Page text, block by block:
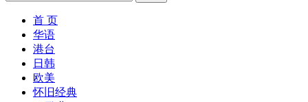
首 页
华语
港台
日韩
欧美
怀旧经典